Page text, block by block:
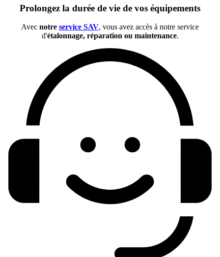
Prolongez la durée de vie de vos équipements
Avec notre service SAV, vous avez accès à notre service
d'étalonnage, réparation ou maintenance.